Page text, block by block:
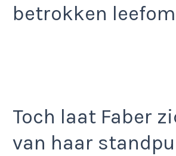
betrokken
Toch laat Faber
van haar